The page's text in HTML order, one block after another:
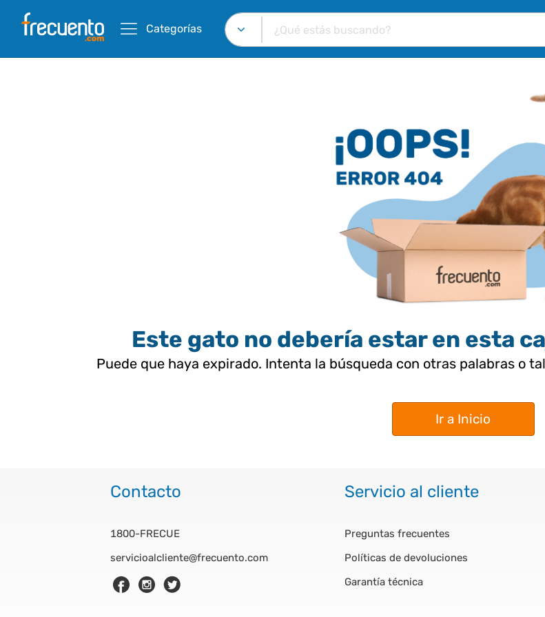
Categorías
Este gato no debería estar en esta
Puede que haya expirado. Intenta la búsqueda con otras palabras o
Ir a Inicio
Contacto
1800-FRECUE
servicioalcliente@frecuento.com
Servicio al cliente
Preguntas frecuentes
Políticas de devoluciones
Garantía técnica